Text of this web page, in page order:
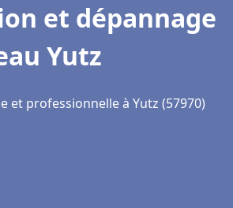
et dépannage
Yutz
et professionnelle à Yutz (57970)